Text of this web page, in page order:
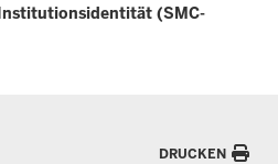
(SMC-
DRUCKEN